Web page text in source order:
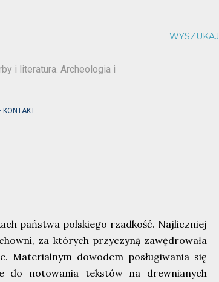
WYSZUKAJ
i literatura. Archeologia i
KONTAKT
państwa polskiego rzadkość. Najliczniej
za których przyczyną zawędrowała
Materialnym dowodem posługiwania się
do notowania tekstów na drewnianych